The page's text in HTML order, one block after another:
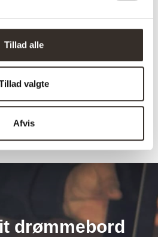
Tillad alle
valgte
Afvis
989
HER
drømmebord